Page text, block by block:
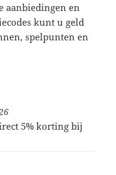
aanbiedingen en
kunt u geld
spelpunten en
5% korting bij